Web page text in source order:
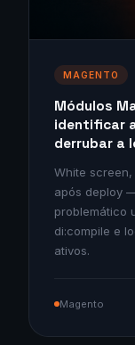
MAGENTO
Módulos
identificar
derrubar a
White
após deploy
problemático
di:compile e
ativos.
Magento